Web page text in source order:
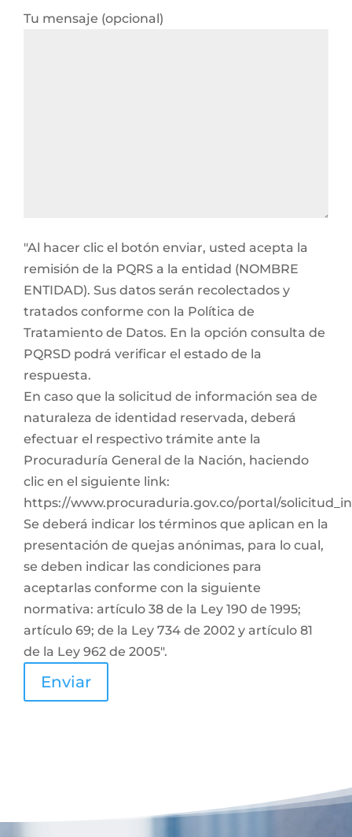
Tu mensaje (opcional)
"Al hacer clic el botón enviar, usted acepta la
remisión de la PQRS a la entidad (NOMBRE
ENTIDAD). Sus datos serán recolectados y
tratados conforme con la Política de
Tratamiento de Datos. En la opción consulta de
PQRSD podrá verificar el estado de la
respuesta.
En caso que la solicitud de información sea de
naturaleza de identidad reservada, deberá
efectuar el respectivo trámite ante la
Procuraduría General de la Nación, haciendo
clic en el siguiente link:
https://www.procuraduria.gov.co/portal/
Se deberá indicar los términos que aplican en la
presentación de quejas anónimas, para lo cual,
se deben indicar las condiciones para
aceptarlas conforme con la siguiente
normativa: artículo 38 de la Ley 190 de 1995;
artículo 69; de la Ley 734 de 2002 y artículo 81
de la Ley 962 de 2005".
Enviar